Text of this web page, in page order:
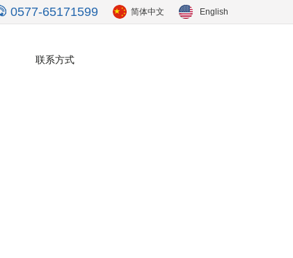
0577-65171599 简体中文 English
联系方式